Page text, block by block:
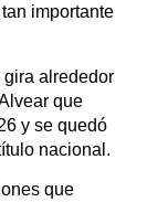
importante
alrededor
que
y se quedó
nacional.
que